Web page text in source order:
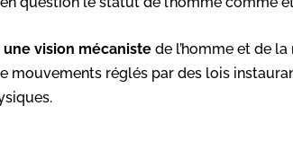
une vision mécaniste de l’homme et de la
mouvements réglés par des lois